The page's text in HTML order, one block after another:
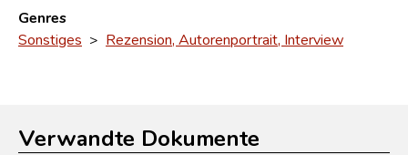
Genres
Sonstiges > Rezension, Autorenportrait, Interview
Verwandte Dokumente